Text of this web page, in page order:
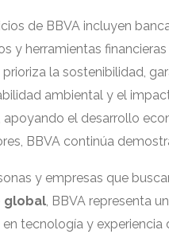
de BBVA incluyen
y herramientas
prioriza la sostenibilidad,
ambiental y el
apoyando el desarrollo
BBVA continúa
y empresas que
global, BBVA representa
en tecnología y